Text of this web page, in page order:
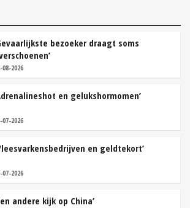
bezoeker draagt soms
08-2026
en gelukshormomen’
07-2026
en geldtekort’
07-2026
andere kijk op China’